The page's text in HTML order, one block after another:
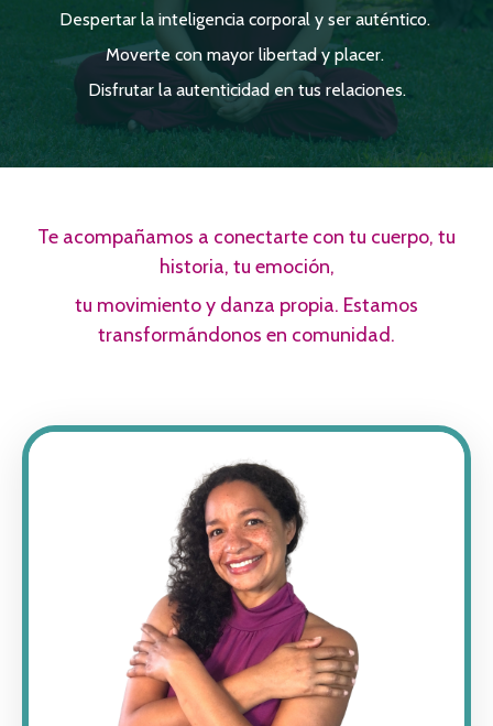
Despertar la inteligencia corporal y ser auténtico.
Moverte con mayor libertad y placer.
Disfrutar la autenticidad en tus relaciones.
Te acompañamos a conectarte con tu cuerpo, tu
historia, tu emoción,
tu movimiento y danza propia. Estamos
transformándonos en comunidad.